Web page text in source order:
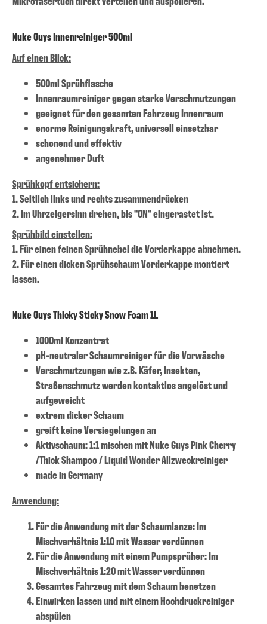
Nuke Guys Innenreiniger 500ml
Auf einen Blick:
500ml Sprühflasche
Innenraumreiniger gegen starke Verschmutzungen
geeignet für den gesamten Fahrzeug Innenraum
enorme Reinigungskraft, universell einsetzbar
schonend und effektiv
angenehmer Duft
Sprühkopf entsichern:
1. Seitlich links und rechts zusammendrücken
2. Im Uhrzeigersinn drehen, bis "ON" eingerastet ist.
Sprühbild einstellen:
1. Für einen feinen Sprühnebel die Vorderkappe abnehmen.
2. Für einen dicken Sprühschaum Vorderkappe montiert
lassen.
Nuke Guys Thicky Sticky Snow Foam 1L
1000ml Konzentrat
pH-neutraler Schaumreiniger für die Vorwäsche
Verschmutzungen wie z.B. Käfer, Insekten,
Straßenschmutz werden kontaktlos angelöst und
aufgeweicht
extrem dicker Schaum
greift keine Versiegelungen an
Aktivschaum: 1:1 mischen mit Nuke Guys Pink Cherry
/Thick Shampoo / Liquid Wonder Allzweckreiniger
made in Germany
Anwendung:
Für die Anwendung mit der Schaumlanze: Im
Mischverhältnis 1:10 mit Wasser verdünnen
Für die Anwendung mit einem Pumpsprüher: Im
Mischverhältnis 1:20 mit Wasser verdünnen
Gesamtes Fahrzeug mit dem Schaum benetzen
Einwirken lassen und mit einem Hochdruckreiniger
abspülen